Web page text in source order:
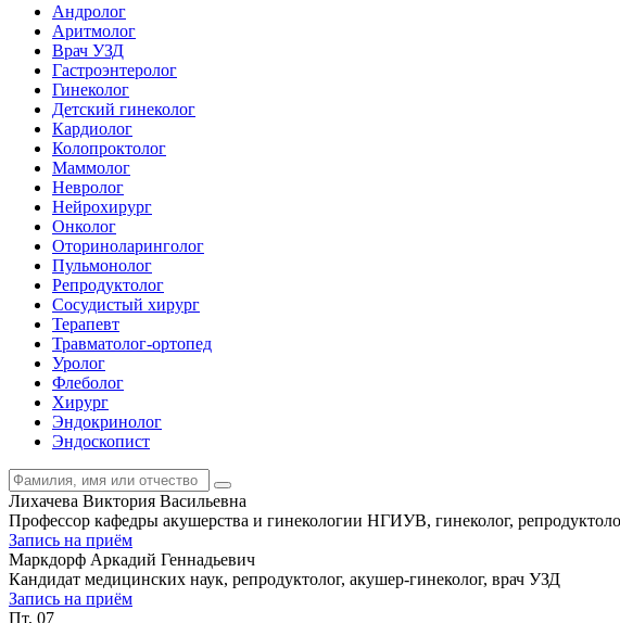
Андролог
Аритмолог
Врач УЗД
Гастроэнтеролог
Гинеколог
Детский гинеколог
Кардиолог
Колопроктолог
Маммолог
Невролог
Нейрохирург
Онколог
Оториноларинголог
Пульмонолог
Репродуктолог
Сосудистый хирург
Терапевт
Травматолог-ортопед
Уролог
Флеболог
Хирург
Эндокринолог
Эндоскопист
Лихачева Виктория Васильевна
Профессор кафедры акушерства и гинекологии НГИУВ, гинеколог,
Запись на приём
Маркдорф Аркадий Геннадьевич
Кандидат медицинских наук, репродуктолог, акушер-гинеколог, врач УЗД
Запись на приём
Пт, 07